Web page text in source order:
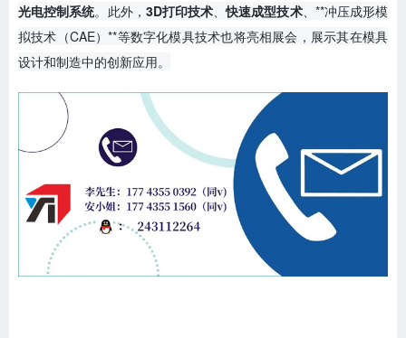
光电控制系统。此外， 3D打印技术 、快速成型技术、**冲压成形模
拟技术（CAE）**等数字化模具技术也将亮相展会，展示其在模具
设计和制造中的创新应用。